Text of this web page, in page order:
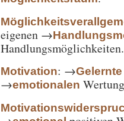
eigenen →
Handlungsmöglichkeiten.
Motivation: →Gelernte
→emotionalen